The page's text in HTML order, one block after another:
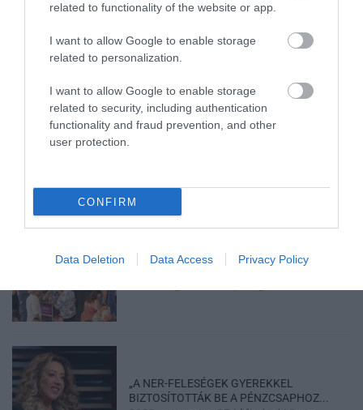
related to functionality of the website or app.
I want to allow Google to enable storage
related to personalization.
I want to allow Google to enable storage
related to security, including authentication
functionality and fraud prevention, and other
user protection.
CONFIRM
Data Deletion Data Access Privacy Policy
ELOLTOTTÁK A TÜZET
KÜZDELE...
2026. augusztus 06
KATONAI HELIKOPTEREK SEGÍTIK AZ
VISSZATÉR EGER BELVÁROSÁNAK
LEGNAGYOBB BORÜNNEPE: AUGUSZT...
„A NER-FELESÉGEK GYEREKKEL
BIZTOSÍTOTTÁK BE A PÉNZCSAPHOZ...